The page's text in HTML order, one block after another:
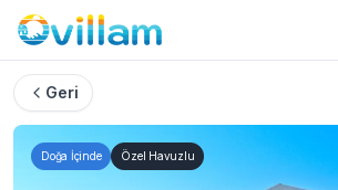
Geri
Doğa İçinde Özel Havuzlu